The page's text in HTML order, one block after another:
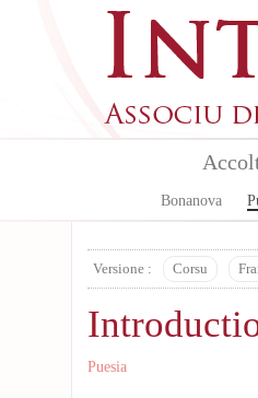
Bonanova
Versione : Corsu
Puesia